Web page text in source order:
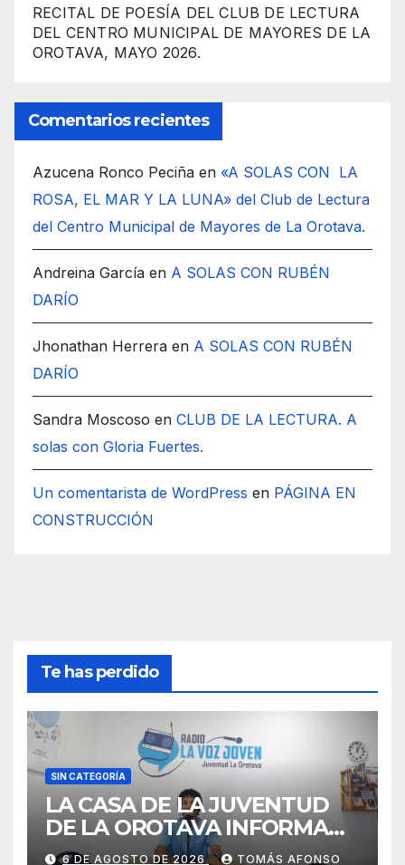
RECITAL DE POESÍA DEL CLUB DE LECTURA
DEL CENTRO MUNICIPAL DE MAYORES DE LA
OROTAVA, MAYO 2026.
Comentarios recientes
Azucena Ronco Peciña en «A SOLAS CON LA
ROSA, EL MAR Y LA LUNA» del Club de Lectura
del Centro Municipal de Mayores de La Orotava.
Andreina García en A SOLAS CON RUBÉN
DARÍO
Jhonathan Herrera en A SOLAS CON RUBÉN
DARÍO
Sandra Moscoso en CLUB DE LA LECTURA. A
solas con Gloria Fuertes.
Un comentarista de WordPress en PÁGINA EN
CONSTRUCCIÓN
Te has perdido
SIN CATEGORÍA
LA CASA DE LA JUVENTUD
DE LA OROTAVA INFORMA
AGOSTO 2026
6 DE AGOSTO DE 2026 TOMÁS AFONSO